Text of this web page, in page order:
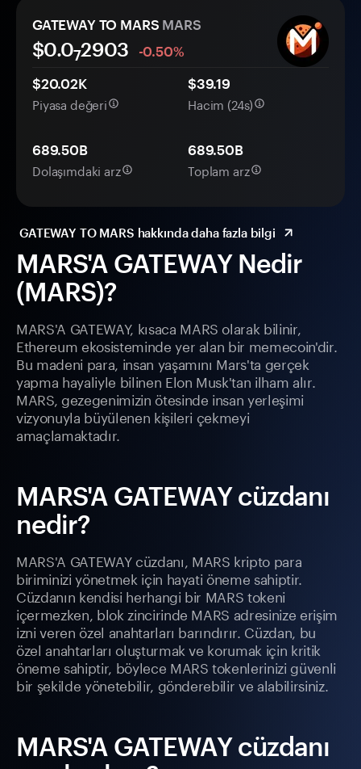
MARS'A GATEWAY Nedir
(MARS)?
MARS'A GATEWAY, kısaca MARS olarak bilinir,
Ethereum ekosisteminde yer alan bir memecoin'dir.
Bu madeni para, insan yaşamını Mars'ta gerçek
yapma hayaliyle bilinen Elon Musk'tan ilham alır.
MARS, gezegenimizin ötesinde insan yerleşimi
vizyonuyla büyülenen kişileri çekmeyi
amaçlamaktadır.
MARS'A GATEWAY cüzdanı
nedir?
MARS'A GATEWAY cüzdanı, MARS kripto para
biriminizi yönetmek için hayati öneme sahiptir.
Cüzdanın kendisi herhangi bir MARS tokeni
içermezken, blok zincirinde MARS adresinize erişim
izni veren özel anahtarları barındırır. Cüzdan, bu
özel anahtarları oluşturmak ve korumak için kritik
öneme sahiptir, böylece MARS tokenlerinizi güvenli
bir şekilde yönetebilir, gönderebilir ve alabilirsiniz.
MARS'A GATEWAY cüzdanı
GATEWAY TO MARS MARS
$0.072903
-0.50%
$20.02K
Piyasa değeri
$39.19
Hacim (24s)
689.50B
Dolaşımdaki arz
689.50B
Toplam arz
GATEWAY TO MARS hakkında daha fazla bilgi